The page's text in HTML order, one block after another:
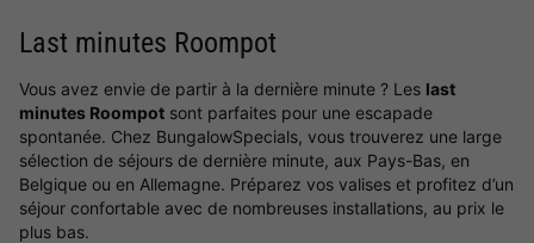
Last minutes Roompot
Vous avez envie de partir à la dernière minute ? Les last
minutes Roompot sont parfaites pour une escapade
spontanée. Chez BungalowSpecials, vous trouverez une large
sélection de séjours de dernière minute, aux Pays-Bas, en
Belgique ou en Allemagne. Préparez vos valises et profitez d’un
séjour confortable avec de nombreuses installations, au prix le
plus bas.